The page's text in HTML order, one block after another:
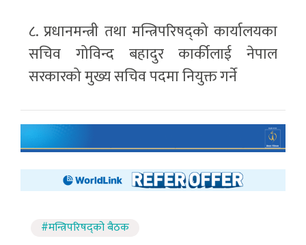
८. प्रधानमन्त्री तथा मन्त्रिपरिषद्को कार्यालयका
सचिव गोविन्द बहादुर कार्कीलाई नेपाल
सरकारको मुख्य सचिव पदमा नियुक्त गर्ने
#मन्त्रिपरिषद्को बैठक